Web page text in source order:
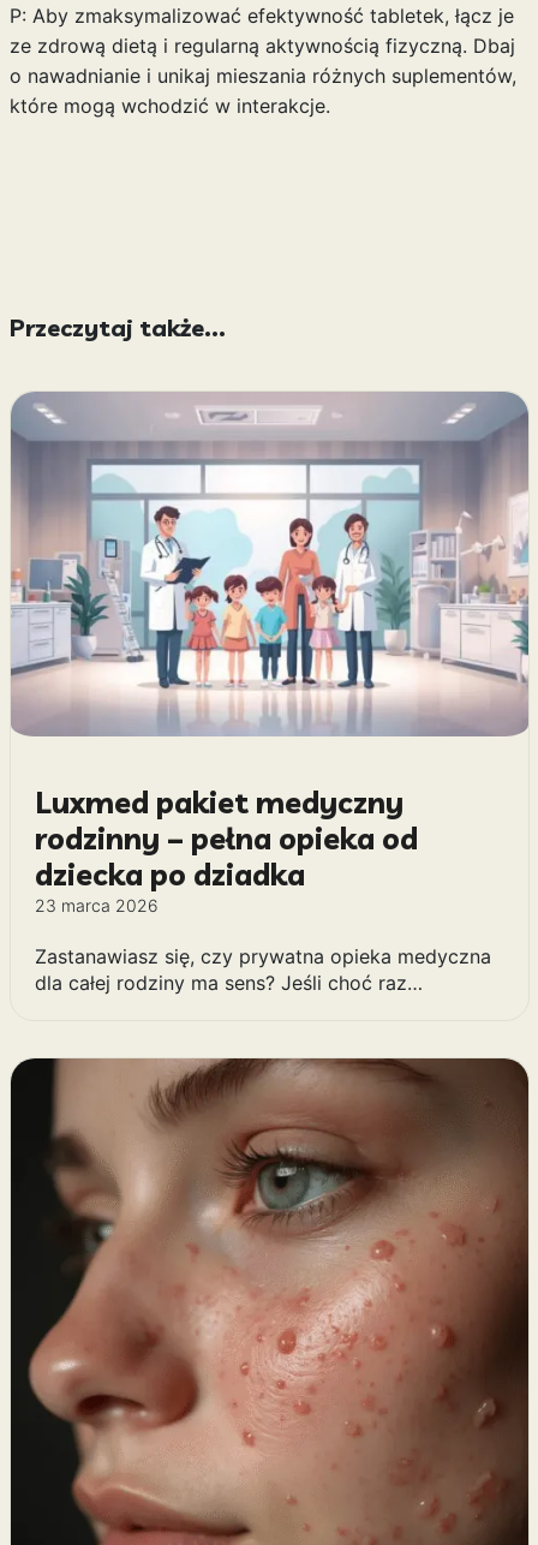
P: Aby zmaksymalizować efektywność tabletek, łącz je
ze zdrową dietą i regularną aktywnością fizyczną. Dbaj
o nawadnianie i unikaj mieszania różnych suplementów,
które mogą wchodzić w interakcje.
Przeczytaj także...
Luxmed pakiet medyczny
rodzinny – pełna opieka od
dziecka po dziadka
23 marca 2026
Zastanawiasz się, czy prywatna opieka medyczna
dla całej rodziny ma sens? Jeśli choć raz…